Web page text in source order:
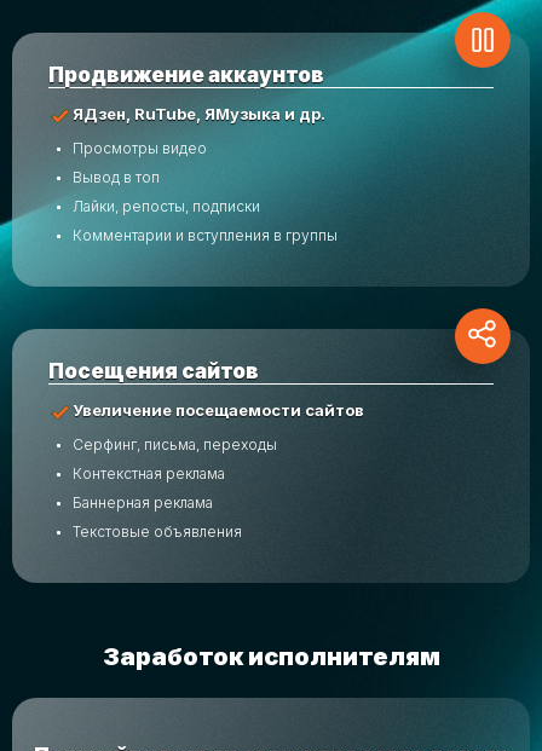
Продвижение аккаунтов
ЯДзен, RuTube, ЯМузыка и др.
Просмотры видео
Вывод в топ
Лайки, репосты, подписки
Комментарии и вступления в группы
Посещения сайтов
Увеличение посещаемости сайтов
Серфинг, письма, переходы
Контекстная реклама
Баннерная реклама
Текстовые объявления
Заработок исполнителям